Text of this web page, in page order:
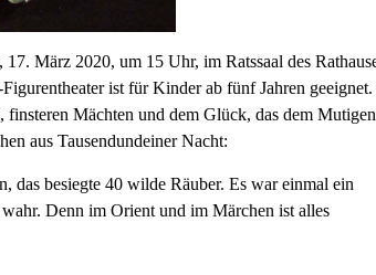
17. März 2020, um 15 Uhr, im Ratssaal des
ist für Kinder ab fünf Jahren geeignet.
Mächten und dem Glück, das dem Mutigen
aus Tausendundeiner Nacht:
das besiegte 40 wilde Räuber. Es war einmal ein
Denn im Orient und im Märchen ist alles